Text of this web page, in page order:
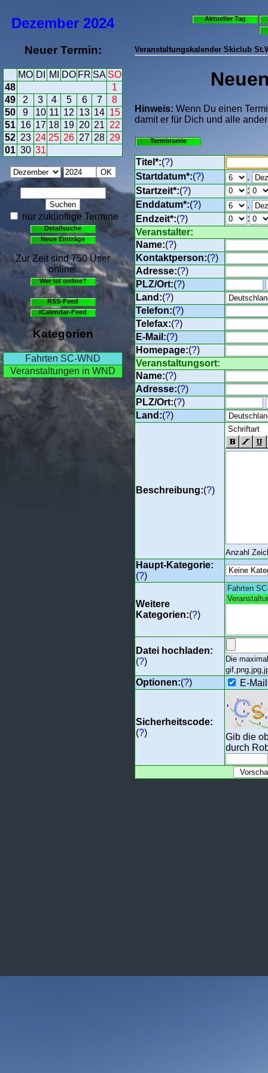
Dezember 2024
Neuer Termin:
MO DI MI DO FR SA SO
48
1
49
2 3 4 5 6 7
8
50
9 10 11 12 13 14 15
51 16 17 18 19 20 21 22
52 23 24 25 26 27 28 29
01 30 31
nur zukünftige Termine
Detailsuche
Neue Einträge
Zur Zeit sind 750 User
online.
Wer ist online?
RSS-Feed
iCalendar-Feed
Kategorien
Fahrten SC-WND
Veranstaltungen in WND
Aktueller Tag
Veranstaltungskalender Skiclub
Hinweis: Wenn Du einen
damit er für Dich und alle
Terminserie
Titel*:(?)
Startdatum*:(?)
.
Startzeit*:(?)
:
Enddatum*:(?)
.
Endzeit*:(?)
:
Veranstalter:
Name:(?)
Kontaktperson:(?)
Adresse:(?)
PLZ/Ort:(?)
Land:(?)
Telefon:(?)
Telefax:(?)
E-Mail:(?)
Homepage:(?)
Veranstaltungsort:
Name:(?)
Adresse:(?)
PLZ/Ort:(?)
Land:(?)
Beschreibung:(?)
Anzahl
Haupt-Kategorie:
(?)
Weitere
Kategorien:(?)
Datei hochladen:
(?)
Die
Optionen:(?) E-
Sicherheitscode:
(?)
Gib die
durch